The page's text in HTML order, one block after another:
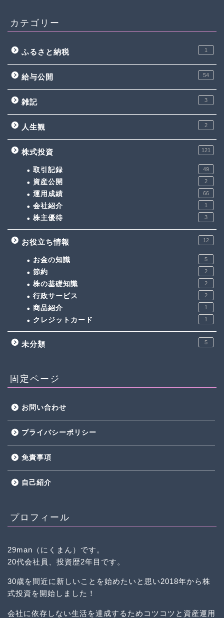
カテゴリー
ふるさと納税 1
給与公開 54
雑記 3
人生観 2
株式投資 121
取引記録 49
資産公開 2
運用成績 66
会社紹介 1
株主優待 3
お役立ち情報 12
お金の知識 5
節約 2
株の基礎知識 2
行政サービス 2
商品紹介 1
クレジットカード 1
未分類 5
固定ページ
お問い合わせ
プライバシーポリシー
免責事項
自己紹介
プロフィール
29man（にくまん）です。
20代会社員、投資歴2年目です。
30歳を間近に新しいことを始めたいと思い2018年から株
式投資を開始しました！
会社に依存しない生活を達成するためコツコツと資産運用